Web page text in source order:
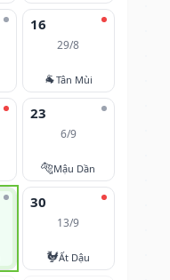
16
29/8
🐐Tân Mùi
23
6/9
🐅Mậu Dần
30
13/9
🐓Ất Dậu